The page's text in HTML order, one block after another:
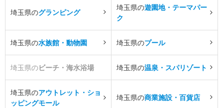
埼玉県のグランピング
埼玉県の遊園地・テーマパー
ク
埼玉県の水族館・動物園 埼玉県のプール
埼玉県のビーチ・海水浴場 埼玉県の温泉・スパリゾート
埼玉県のアウトレット・ショ
ッピングモール
埼玉県の商業施設・百貨店